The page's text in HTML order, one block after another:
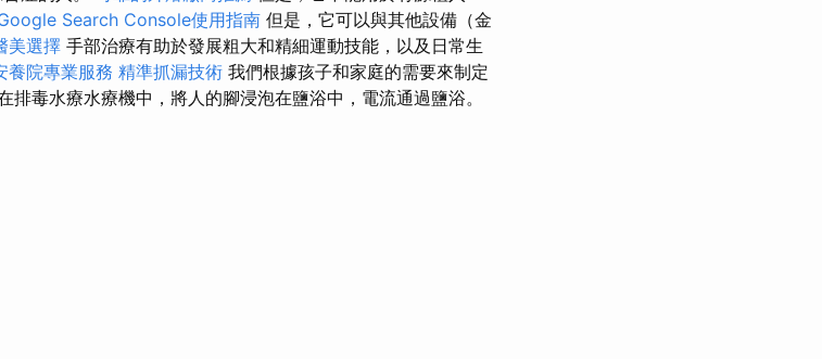
Search Console使用指南 但是，它可以與其他設備（金
美選擇 手部治療有助於發展粗大和精細運動技能，以及日常生
養院專業服務 精準抓漏技術 我們根據孩子和家庭的需要來制定
排毒水療水療機中，將人的腳浸泡在鹽浴中，電流通過鹽浴。